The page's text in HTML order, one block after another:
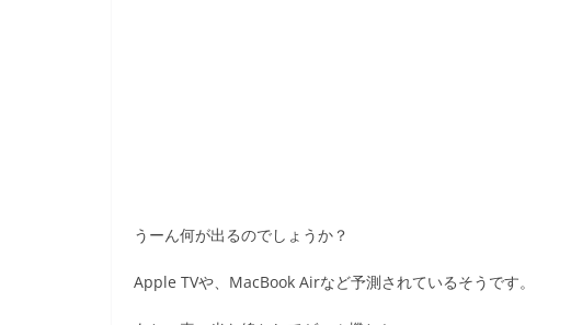
うーん何が出るのでしょうか？
Apple TVや、MacBook Airなど予測されているそうです。